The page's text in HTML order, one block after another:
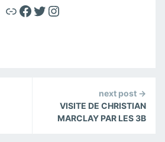
LienFacebook
Twitter
Instagram
next post →
VISITE DE CHRISTIAN
MARCLAY PAR LES 3B